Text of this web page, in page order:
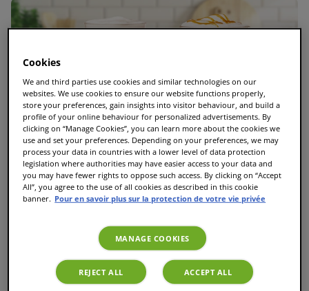
Le guide ultime des T Discs TASSIMO : Toutes les
variétés et les meilleures dosettes TASSIMO
Cookies
We and third parties use cookies and similar technologies on our
websites. We use cookies to ensure our website functions properly,
store your preferences, gain insights into visitor behaviour, and build a
profile of your online behaviour for personalized advertisements. By
clicking on “Manage Cookies”, you can learn more about the cookies we
use and set your preferences. Depending on your preferences, we may
process your data in countries with a lower level of data protection
legislation where authorities may have easier access to your data and
you may have fewer rights to oppose such access. By clicking on “Accept
All”, you agree to the use of all cookies as described in this cookie
banner. Pour en savoir plus sur la protection de votre vie privée
MANAGE COOKIES
REJECT ALL ACCEPT ALL